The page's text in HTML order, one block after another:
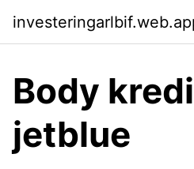
Body
jetblue